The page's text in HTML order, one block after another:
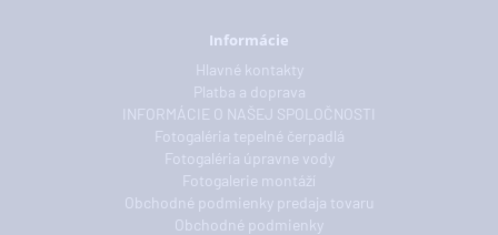
Informácie
Hlavné kontakty
Platba a doprava
INFORMÁCIE O NAŠEJ SPOLOČNOSTI
Fotogaléria tepelné čerpadlá
Fotogaléria úpravne vody
Fotogalerie montáží
Obchodné podmienky predaja tovaru
Obchodné podmienky